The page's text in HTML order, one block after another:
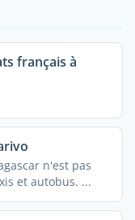
français à
n'est pas
et autobus. ...